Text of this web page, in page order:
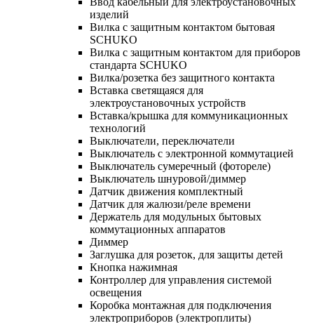
изделий
Вилка с защитным контактом бытовая
SCHUKO
Вилка с защитным контактом для приборов
стандарта SCHUKO
Вилка/розетка без защитного контакта
Вставка светящаяся для
электроустановочных устройств
Вставка/крышка для коммуникационных
технологий
Выключатели, переключатели
Выключатель с электронной коммутацией
Выключатель сумеречный (фотореле)
Выключатель шнуровой/диммер
Датчик движения комплектный
Датчик для жалюзи/реле времени
Держатель для модульных бытовых
коммутационных аппаратов
Диммер
Заглушка для розеток, для защиты детей
Кнопка нажимная
Контроллер для управления системой
освещения
Коробка монтажная для подключения
электроприборов (электроплиты)